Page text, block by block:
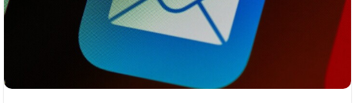
Norrköping
Åtvidaberg
Ödeshög